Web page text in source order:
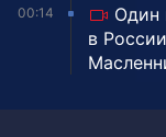
00:14
Один
в